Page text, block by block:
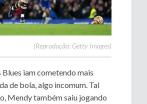
(Reprodução: Getty Images)
Blues iam cometendo mais
de bola, algo incomum. Tal
Mendy também saiu jogando